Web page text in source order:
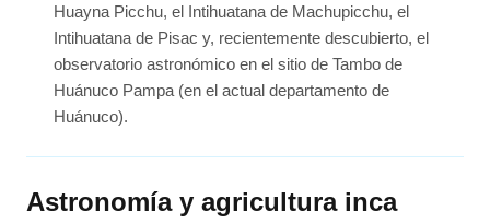
Huayna Picchu, el Intihuatana de Machupicchu, el
Intihuatana de Pisac y, recientemente descubierto, el
observatorio astronómico en el sitio de Tambo de
Huánuco Pampa (en el actual departamento de
Huánuco).
Astronomía y agricultura inca